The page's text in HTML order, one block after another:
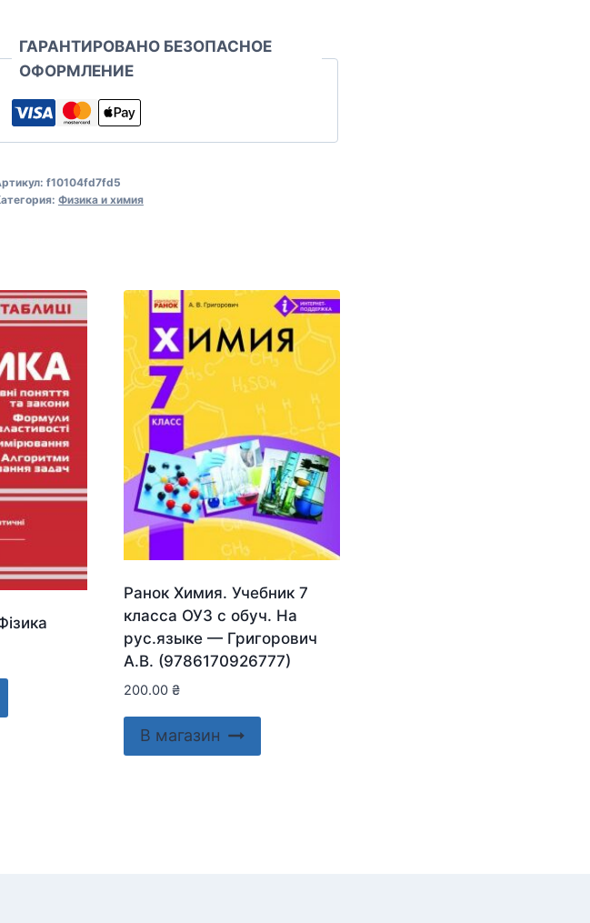
ГАРАНТИРОВАНО БЕЗОПАСНОЕ
ОФОРМЛЕНИЕ
f10104fd7fd5
Физика и химия
Ранок Химия. Учебник 7
класса ОУЗ с обуч. На
рус.языке — Григорович
А.В. (9786170926777)
200.00 ₴
В магазин